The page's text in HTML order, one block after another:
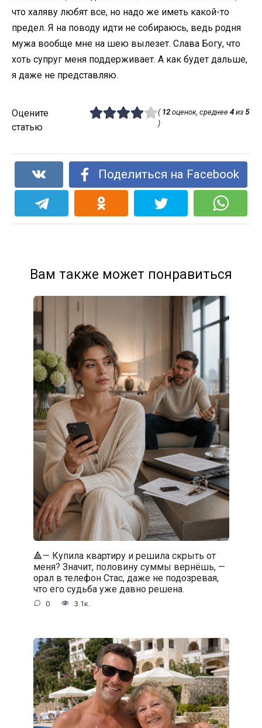
что халяву любят все, но надо же иметь какой-то
предел. Я на поводу идти не собираюсь, ведь родня
мужа вообще мне на шею вылезет. Слава Богу, что
хоть супруг меня поддерживает. А как будет дальше,
я даже не представляю.
Оцените
статью
( 12оценок, среднее 4из 5
)
Поделиться на Facebook
Вам также может понравиться
🔺— Купила квартиру и решила скрыть от
меня? Значит, половину суммы вернёшь, —
орал в телефон Стас, даже не подозревая,
что его судьба уже давно решена.
0 3.1к.